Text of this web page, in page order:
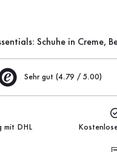
Schuhe in Creme,
Sehr gut (4.79 / 5.00)
mit DHL